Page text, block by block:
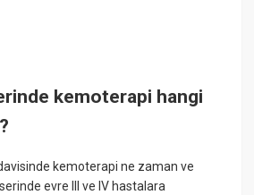
kemoterapi hangi
kemoterapi ne zaman ve
evre III ve IV hastalara